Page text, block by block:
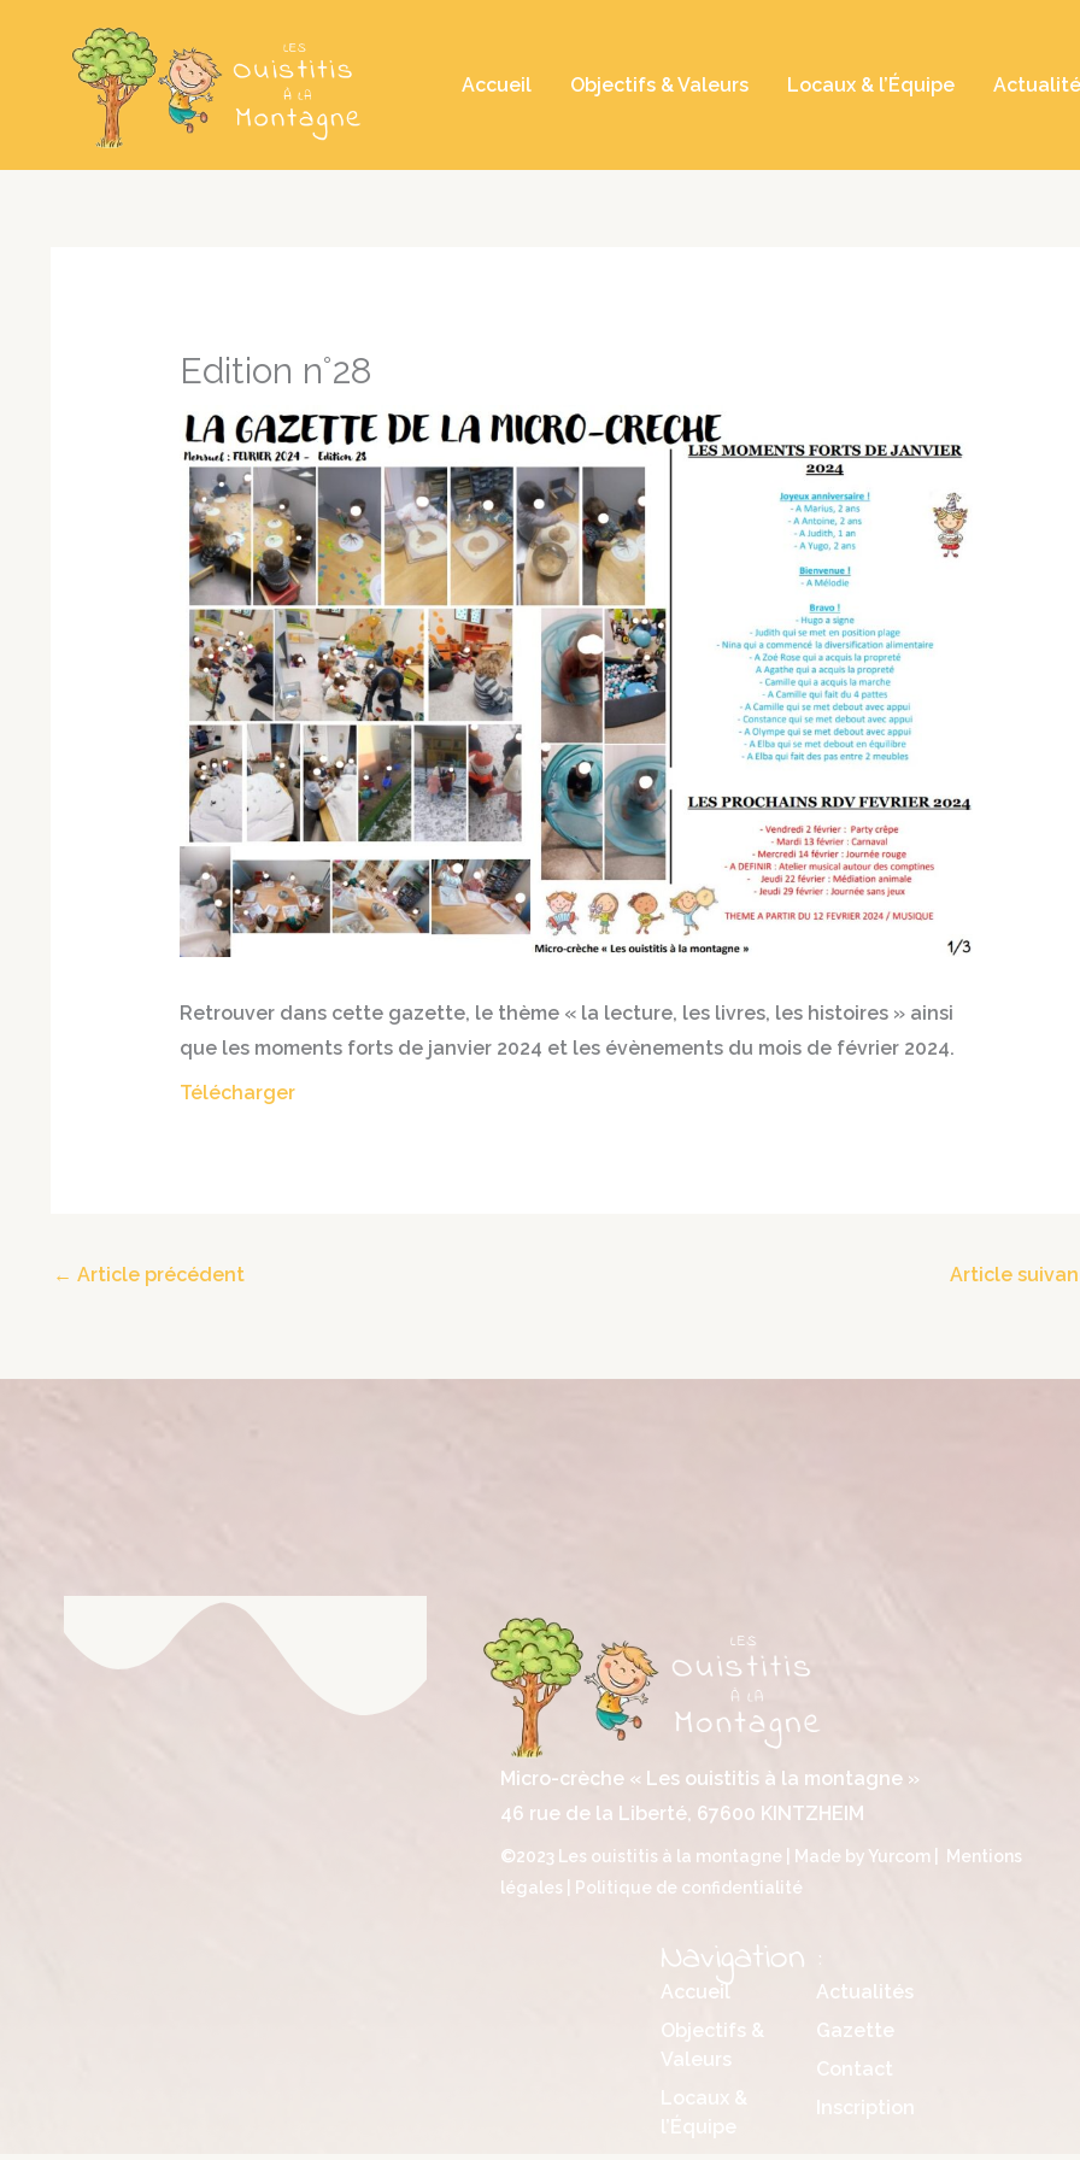
Accueil Objectifs & Valeurs Locaux & l’Équipe
Edition n°28
Retrouver dans cette gazette, le thème « la lecture, les livres, les histoires » ainsi
que les moments forts de janvier 2024 et les évènements du mois de février 2024.
Télécharger
← Article précédent Article
Micro-crèche « Les ouistitis à la montagne »
46 rue de la Liberté, 67600 KINTZHEIM
©2023 Les ouistitis à la montagne | Made by Yurcom
Mentions
légales
Politique de confidentialité
Navigation :
Accueil
Objectifs &
Valeurs
Locaux &
l’Équipe
Actualités
Gazette
Contact
Inscription